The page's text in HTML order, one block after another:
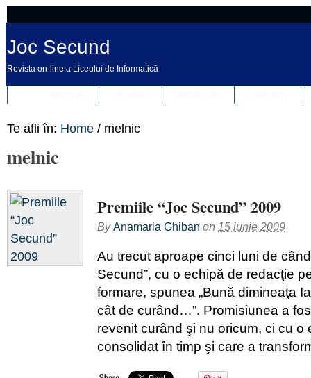
Joc Secund
Revista on-line a Liceului de Informatică
Te afli în: Home / melnic
melnic
Premiile “Joc Secund” 2009
ByAnamaria Ghiban on 15 iunie 2009
Au trecut aproape cinci luni de
Secund”, cu o echipă de redacţie
formare, spunea „Bună dimineaţa
cât de curând…”. Promisiunea a
revenit curând şi nu oricum, ci cu o
consolidat în timp şi care a